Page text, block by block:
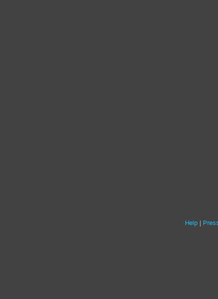
Help